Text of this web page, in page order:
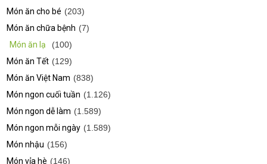
Món ăn cho bé (203)
Món ăn chữa bệnh (7)
Món ăn lạ
(100)
Món ăn Tết (129)
Món ăn Việt Nam (838)
Món ngon cuối tuần (1.126)
Món ngon dễ làm (1.589)
Món ngon mỗi ngày (1.589)
Món nhậu (156)
Món vỉa hè (146)